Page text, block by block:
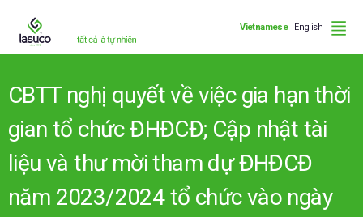
Vietnamese English
CBTT nghị quyết về việc gia hạn thời
gian tổ chức ĐHĐCĐ; Cập nhật tài
liệu và thư mời tham dự ĐHĐCĐ
năm 2023/2024 tổ chức vào ngày